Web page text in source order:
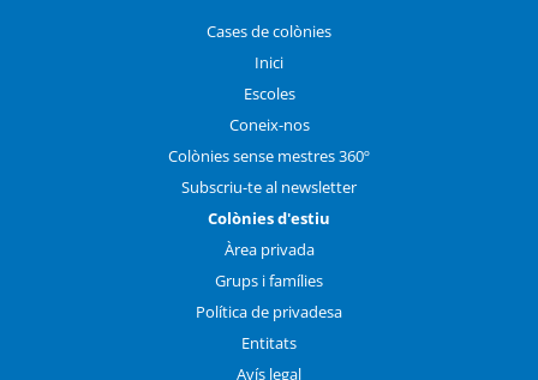
Cases de colònies
Inici
Escoles
Coneix-nos
Colònies sense mestres 360º
Subscriu-te al newsletter
Colònies d'estiu
Àrea privada
Grups i famílies
Política de privadesa
Entitats
Avís legal